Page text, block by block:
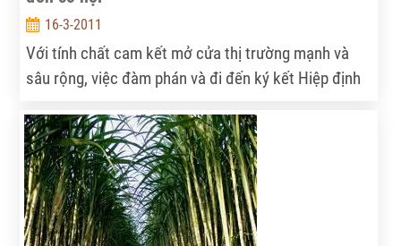
lao đao vì thiếu nguyên liệu.
16-3-2011
Với tính chất cam kết mở cửa thị trường mạnh và
sâu rộng, việc đàm phán và đi đến ký kết Hiệp định
cho các doanh nghiệp Việt Nam thâm nhập tốt hơn
thị trường khó tính châu Âu. Tuy vậy, để đi tới hiệp
định này, các doanh nghiệp Việt Nam vẫn còn gặp
nhiều khó khăn, thức thách.